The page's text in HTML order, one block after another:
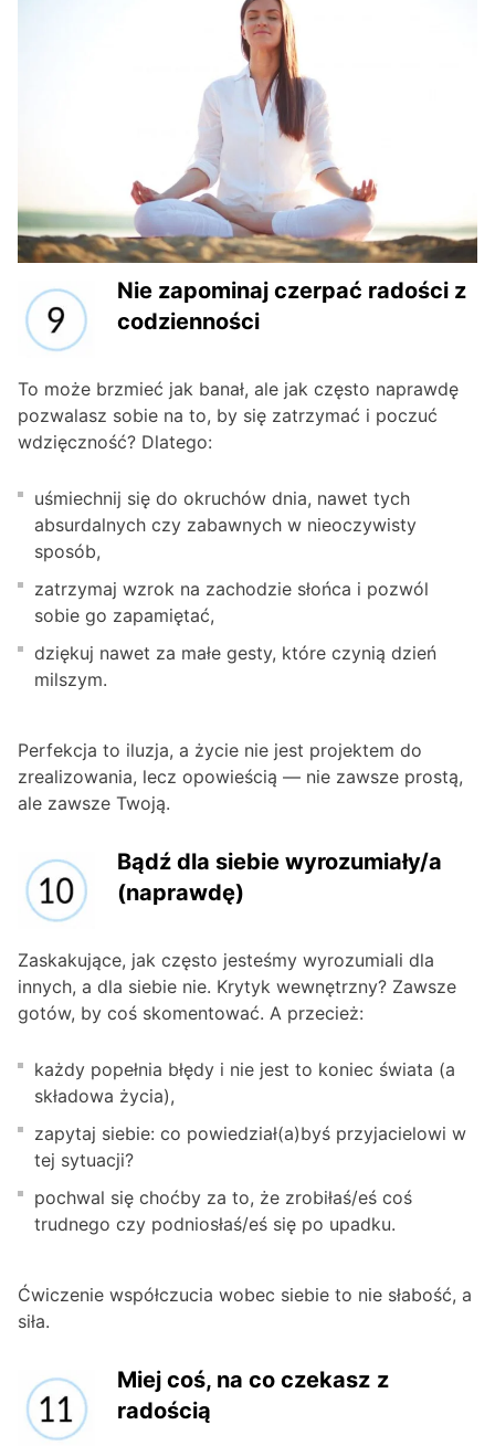
Nie zapominaj czerpać radości z
codzienności
To może brzmieć jak banał, ale jak często naprawdę
pozwalasz sobie na to, by się zatrzymać i poczuć
wdzięczność? Dlatego:
uśmiechnij się do okruchów dnia, nawet tych
absurdalnych czy zabawnych w nieoczywisty
sposób,
zatrzymaj wzrok na zachodzie słońca i pozwól
sobie go zapamiętać,
dziękuj nawet za małe gesty, które czynią dzień
milszym.
Perfekcja to iluzja, a życie nie jest projektem do
zrealizowania, lecz opowieścią — nie zawsze prostą,
ale zawsze Twoją.
Bądź dla siebie wyrozumiały/a
(naprawdę)
Zaskakujące, jak często jesteśmy wyrozumiali dla
innych, a dla siebie nie. Krytyk wewnętrzny? Zawsze
gotów, by coś skomentować. A przecież:
każdy popełnia błędy i nie jest to koniec świata (a
składowa życia),
zapytaj siebie: co powiedział(a)byś przyjacielowi w
tej sytuacji?
pochwal się choćby za to, że zrobiłaś/eś coś
trudnego czy podniosłaś/eś się po upadku.
Ćwiczenie współczucia wobec siebie to nie słabość, a
siła.
Miej coś, na co czekasz z
radością